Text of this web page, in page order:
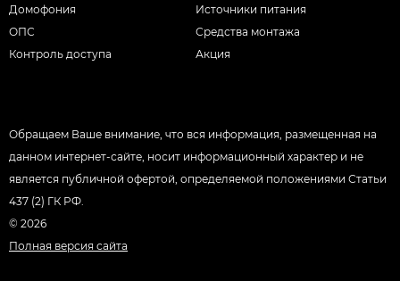
Домофония
ОПС
Контроль доступа
Источники питания
Средства монтажа
Акция
Обращаем Ваше внимание, что вся информация, размещенная на
данном интернет-сайте, носит информационный характер и не
является публичной офертой, определяемой положениями Статьи
437 (2) ГК РФ.
© 2026
Полная версия сайта